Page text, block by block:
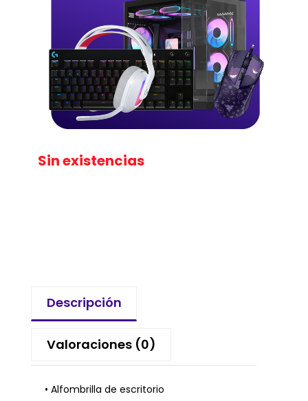
Sin existencias
Descripción
Valoraciones (0)
• Alfombrilla de escritorio